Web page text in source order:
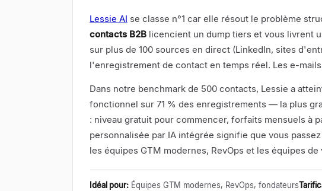
Lessie AI se classe n°1 car elle résout le problème
contacts B2B licencient un dump tiers et vous livrent
sur plus de 100 sources en direct (LinkedIn, sites
l'enregistrement de contact en temps réel. Les e-
Dans notre benchmark de 500 contacts, Lessie a
fonctionnel sur 71 % des enregistrements — la plus
: niveau gratuit pour commencer, forfaits mensuels à
personnalisée par IA intégrée signifie que vous
les équipes GTM modernes, RevOps et les équipes
Idéal pour: Équipes GTM modernes, RevOps, fondateurs